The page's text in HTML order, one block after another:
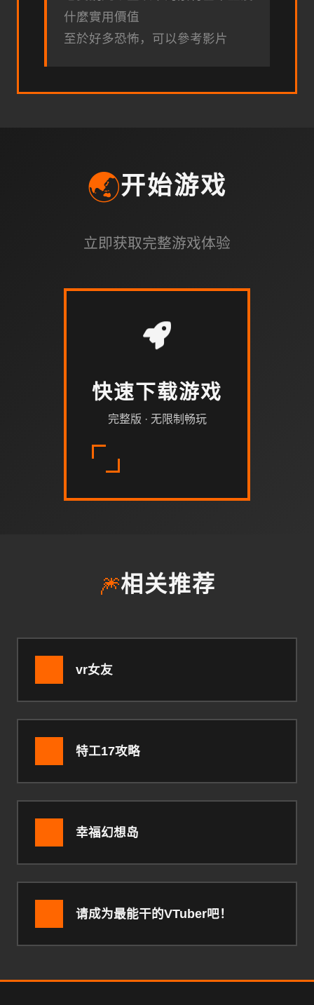
什麼實用價值
至於好多恐怖，可以參考影片
🌏开始游戏
立即获取完整游戏体验
快速下载游戏
完整版 · 无限制畅玩
🎆相关推荐
vr女友
特工17攻略
幸福幻想岛
请成为最能干的VTuber吧！